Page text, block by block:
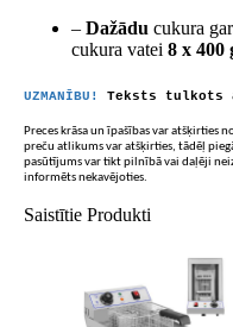
– Dažādu cukura
cukura vatei 8 x 400
UZMANĪBU! Teksts tulkots
Preces krāsa un īpašības var atšķirties
preču atlikums var atšķirties, tādēļ
pasūtījums var tikt pilnībā vai daļēji
informēts nekavējoties.
Saistītie Produkti